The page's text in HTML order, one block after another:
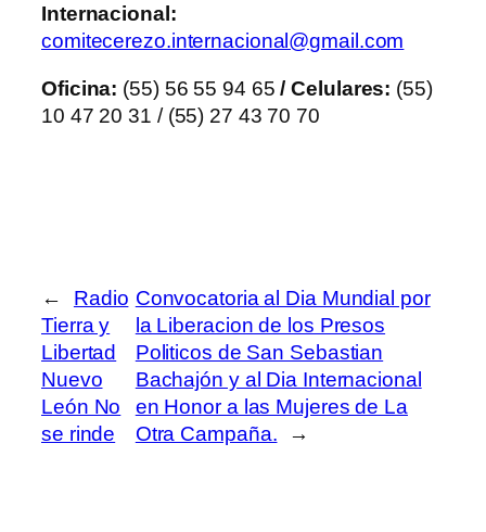
Internacional:
comitecerezo.internacional@gmail.com
Oficina: (55) 56 55 94 65/ Celulares: (55)
10 47 20 31 / (55) 27 43 70 70
←
Radio
Tierra y
Libertad
Nuevo
León No
se rinde
Convocatoria al Dia Mundial por
la Liberacion de los Presos
Politicos de San Sebastian
Bachajón y al Dia Internacional
en Honor a las Mujeres de La
Otra Campaña.
→